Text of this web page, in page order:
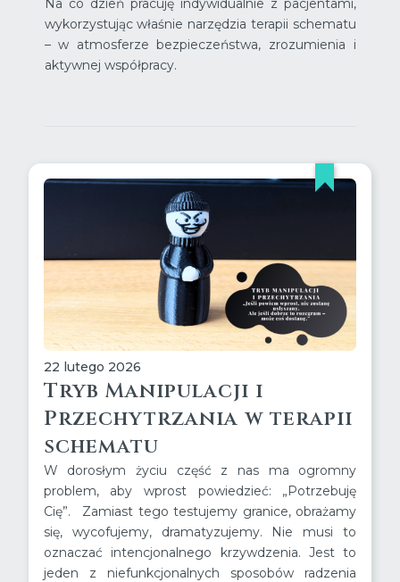
Na co dzień pracuję indywidualnie z pacjentami,
wykorzystując właśnie narzędzia terapii schematu
– w atmosferze bezpieczeństwa, zrozumienia i
aktywnej współpracy.
22 lutego 2026
Tryb Manipulacji i
Przechytrzania w terapii
schematu
W dorosłym życiu część z nas ma ogromny
problem, aby wprost powiedzieć: „Potrzebuję
Cię”. Zamiast tego testujemy granice, obrażamy
się, wycofujemy, dramatyzujemy. Nie musi to
oznaczać intencjonalnego krzywdzenia. Jest to
jeden z niefunkcjonalnych sposobów radzenia